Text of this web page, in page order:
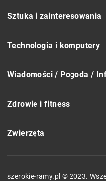
Sztuka i zainteresowania
Technologia i komputery
Wiadomości / Pogoda /
Zdrowie i fitness
Zwierzęta
szerokie-ramy.pl © 2023.